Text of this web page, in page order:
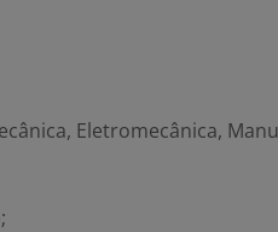
Eletromecânica,